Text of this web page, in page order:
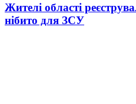
Жителі області
нібито для ЗСУ